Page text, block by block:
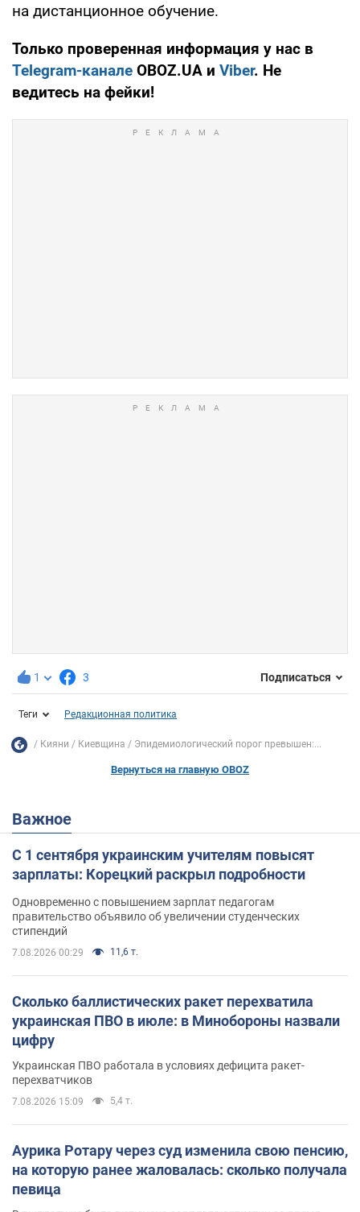
на дистанционное обучение.
Только проверенная информация у нас в
Telegram-канале OBOZ.UA и Viber. Не
ведитесь на фейки!
1 3 Подписаться
Теги Редакционная политика
Кияни Киевщина Эпидемиологический порог превышен:...
Вернуться на главную OBOZ
Важное
С 1 сентября украинским учителям повысят
зарплаты: Корецкий раскрыл подробности
Одновременно с повышением зарплат педагогам
правительство объявило об увеличении студенческих
стипендий
7.08.2026 00:29 11,6 т.
Сколько баллистических ракет перехватила
украинская ПВО в июле: в Минобороны назвали
цифру
Украинская ПВО работала в условиях дефицита ракет-
перехватчиков
7.08.2026 15:09 5,4 т.
Аурика Ротару через суд изменила свою пенсию,
на которую ранее жаловалась: сколько получала
певица